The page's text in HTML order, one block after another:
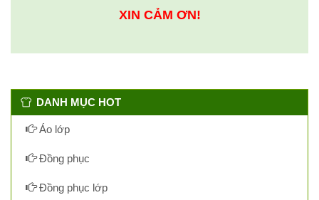
XIN CẢM ƠN!
DANH MỤC HOT
Áo lớp
Đồng phục
Đồng phục lớp